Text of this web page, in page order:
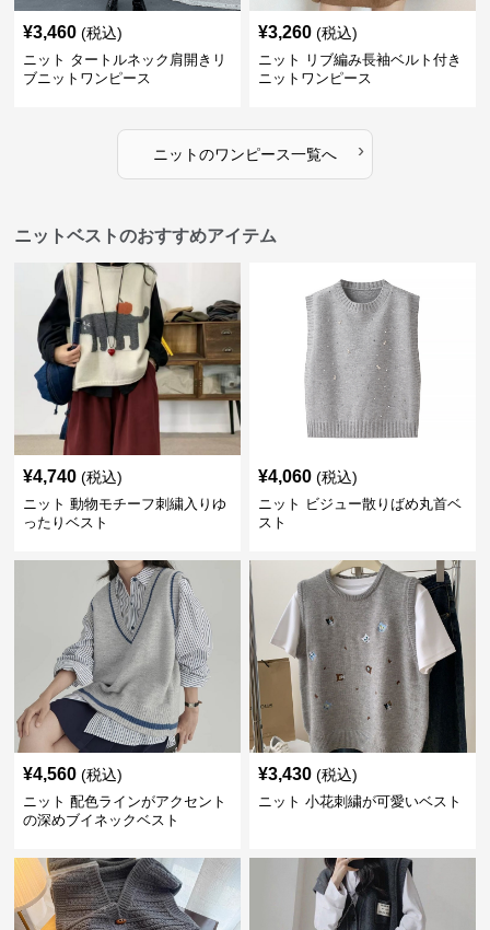
¥3,460 (税込)
ニット タートルネック肩開きリ
ブニットワンピース
¥3,260 (税込)
ニット リブ編み長袖ベルト付き
ニットワンピース
ニットのワンピース一覧へ ›
ニットベストのおすすめアイテム
¥4,740 (税込)
ニット 動物モチーフ刺繍入りゆ
ったりベスト
¥4,060 (税込)
ニット ビジュー散りばめ丸首ベ
スト
¥4,560 (税込)
ニット 配色ラインがアクセント
の深めブイネックベスト
¥3,430 (税込)
ニット 小花刺繍が可愛いベスト